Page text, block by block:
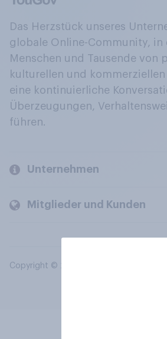
Das Herzstück unseres
globale Online-Community, in
Menschen und Tausende von
kulturellen und
eine kontinuierliche
Überzeugungen,
führen.
Unternehmen
Mitglieder und Kunden
Copyright © 2026 YouGov PLC. Alle